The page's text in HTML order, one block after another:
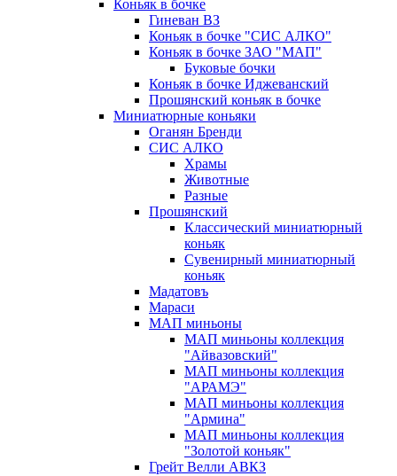
Коньяк в бочке
Гиневан ВЗ
Коньяк в бочке "СИС АЛКО"
Коньяк в бочке ЗАО "МАП"
Буковые бочки
Коньяк в бочке Иджеванский
Прошянский коньяк в бочке
Миниатюрные коньяки
Оганян Бренди
СИС АЛКО
Храмы
Животные
Разные
Прошянский
Классический миниатюрный
коньяк
Сувенирный миниатюрный
коньяк
Мадатовъ
Мараси
МАП миньоны
МАП миньоны коллекция
"Айвазовский"
МАП миньоны коллекция
"АРАМЭ"
МАП миньоны коллекция
"Армина"
МАП миньоны коллекция
"Золотой коньяк"
Грейт Велли АВКЗ